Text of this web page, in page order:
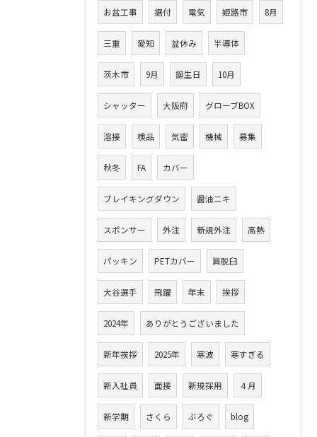
お盆工事 据付 電気 姫路市 8月
三重 愛知 盆休み 半導体
茨木市 9月 誕生日 10月
シャッター 大阪府 グローブBOX
溶接 検品 気密 機械 募集
秋冬 FA カバー
ブレイキングダウン 醤油ニキ
スポンサー 外注 新規外注 高熱
パッキン PETカバー 肩脱臼
大谷選手 飛躍 年末 挨拶
2024年 ありがとうございました
新年挨拶 2025年 寒波 寒すぎる
新入社員 面接 新規採用 ４月
新学期 さくら ぶろぐ blog